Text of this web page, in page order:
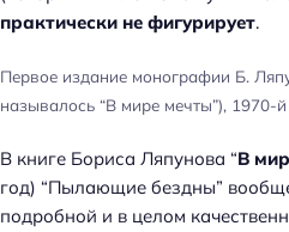
практически не фигурирует.
Первое издание монографии Б.
называлось “В мире мечты”), 1970-й
В книге Бориса Ляпунова “В
год) “Пылающие бездны”
подробной и в целом